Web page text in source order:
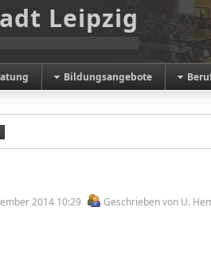
Leipzig
Bildungsangebote
2014 10:29 Geschrieben von U.